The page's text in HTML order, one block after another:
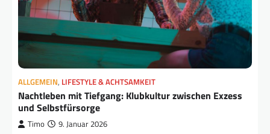
ALLGEMEIN, LIFESTYLE & ACHTSAMKEIT
Nachtleben mit Tiefgang: Klubkultur zwischen Exzess
und Selbstfürsorge
Timo 9. Januar 2026